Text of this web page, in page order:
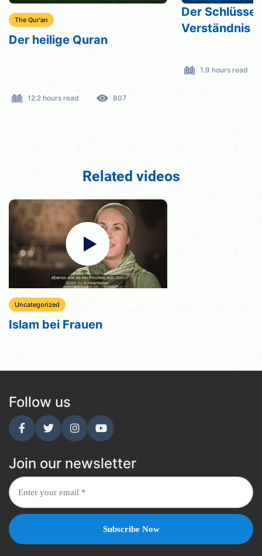
The Qur'an
Der heilige Quran
12.2 hours read 807
Der Schlüssel
Verständnis
1.9 hours read
Related videos
Uncategorized
Islam bei Frauen
Follow us
Join our newsletter